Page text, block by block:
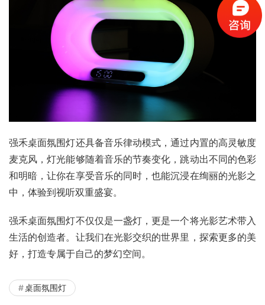
强禾桌面氛围灯还具备音乐律动模式，通过内置的高灵敏度
麦克风，灯光能够随着音乐的节奏变化，跳动出不同的色彩
和明暗，让你在享受音乐的同时，也能沉浸在绚丽的光影之
中，体验到视听双重盛宴。
强禾桌面氛围灯不仅仅是一盏灯，更是一个将光影艺术带入
生活的创造者。让我们在光影交织的世界里，探索更多的美
好，打造专属于自己的梦幻空间。
桌面氛围灯